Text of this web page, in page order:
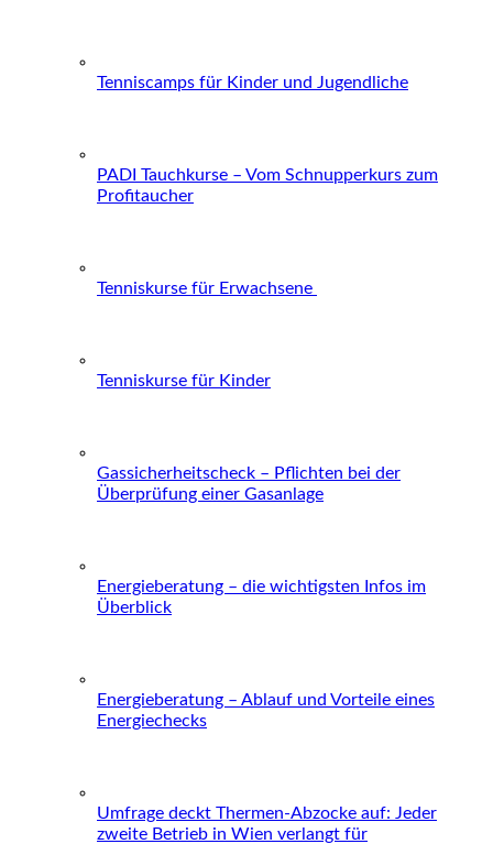
Tenniscamps für Kinder und Jugendliche
PADI Tauchkurse – Vom Schnupperkurs zum
Profitaucher
Tenniskurse für Erwachsene
Tenniskurse für Kinder
Gassicherheitscheck – Pflichten bei der
Überprüfung einer Gasanlage
Energieberatung – die wichtigsten Infos im
Überblick
Energieberatung – Ablauf und Vorteile eines
Energiechecks
Umfrage deckt Thermen-Abzocke auf: Jeder
zweite Betrieb in Wien verlangt für